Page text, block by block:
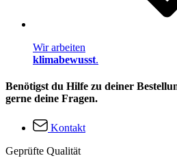
Wir arbeiten
klimabewusst.
Benötigst du Hilfe zu deiner
gerne deine Fragen.
Kontakt
Geprüfte Qualität